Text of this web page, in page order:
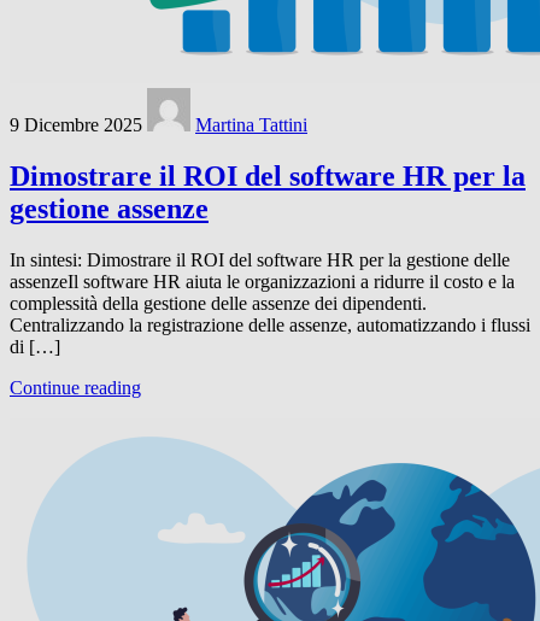
9 Dicembre 2025 Martina Tattini
Dimostrare il ROI del software HR per la
gestione assenze
In sintesi: Dimostrare il ROI del software HR per la gestione delle
assenzeIl software HR aiuta le organizzazioni a ridurre il costo e la
complessità della gestione delle assenze dei dipendenti.
Centralizzando la registrazione delle assenze, automatizzando i flussi
di […]
Continue reading